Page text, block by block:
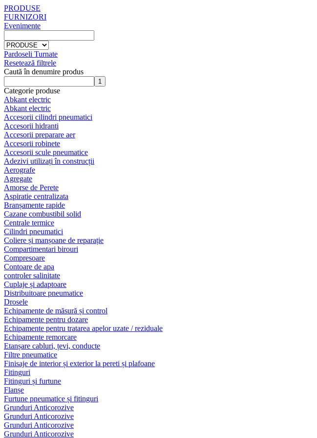
PRODUSE
FURNIZORI
Evenimente
Pardoseli Turnate
Resetează filtrele
Caută în denumire produs
Categorie produse
Abkant electric
Abkant electric
Accesorii cilindri pneumatici
Accesorii hidranti
Accesorii preparare aer
Accesorii robinete
Accesorii scule pneumatice
Adezivi utilizați în construcții
Aerografe
Agregate
Amorse de Perete
Aspiratie centralizata
Branșamente rapide
Cazane combustibil solid
Centrale termice
Cilindri pneumatici
Coliere și manșoane de reparație
Compartimentari birouri
Compresoare
Contoare de apa
controler salinitate
Cuplaje și adaptoare
Distribuitoare pneumatice
Drosele
Echipamente de măsură și control
Echipamente pentru dozare
Echipamente pentru tratarea apelor uzate / reziduale
Echipamente remorcare
Etanșare cabluri, țevi, conducte
Filtre pneumatice
Finisaje de interior și exterior la pereti și plafoane
Fitinguri
Fitinguri și furtune
Flanșe
Furtune pneumatice și fitinguri
Grunduri Anticorozive
Grunduri Anticorozive
Grunduri Anticorozive
Grunduri Anticorozive